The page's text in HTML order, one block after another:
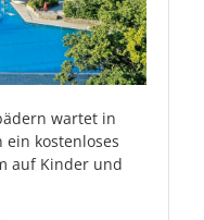
wartet in
kostenloses
auf Kinder und